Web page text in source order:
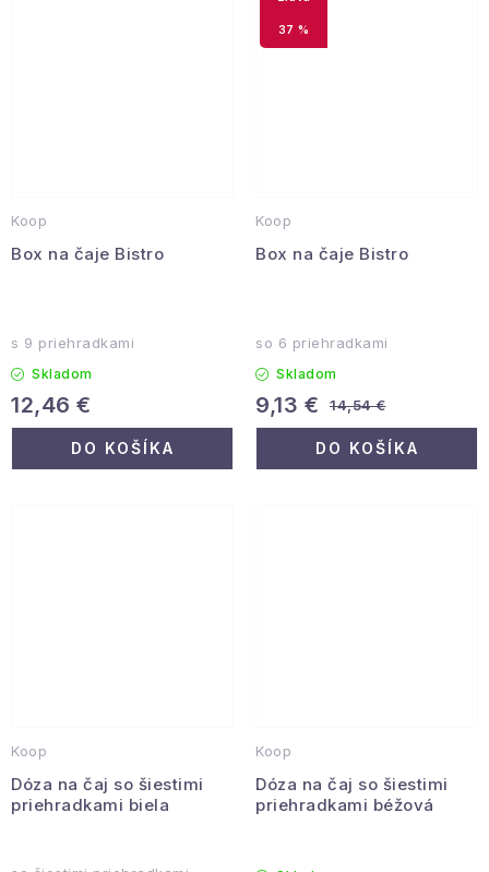
Koop
Box na čaje Bistro
s 9 priehradkami
Skladom
12,46 €
DO KOŠÍKA
Koop
Box na čaje Bistro
37 %
so 6 priehradkami
Skladom
9,13 € 14,54 €
DO KOŠÍKA
Koop
Dóza na čaj so šiestimi
priehradkami biela
Koop
Dóza na čaj so šiestimi
priehradkami béžová